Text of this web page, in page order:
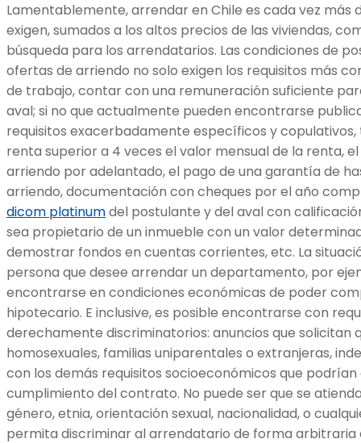
Lamentablemente, arrendar en Chile es cada vez más
exigen, sumados a los altos precios de las viviendas,
búsqueda para los arrendatarios. Las condiciones de
ofertas de arriendo no solo exigen los requisitos más
de trabajo, contar con una remuneración suficiente
aval; si no que actualmente pueden encontrarse
requisitos exacerbadamente específicos y
renta superior a 4 veces el valor mensual de la renta,
arriendo por adelantado, el pago de una garantía de
arriendo, documentación con cheques por el año
dicom platinumdel postulante y del aval con
sea propietario de un inmueble con un valor
demostrar fondos en cuentas corrientes, etc. La
persona que desee arrendar un departamento, por
encontrarse en condiciones económicas de poder
hipotecario. E inclusive, es posible encontrarse con
derechamente discriminatorios: anuncios que solicitan
homosexuales, familias uniparentales o extranjeras,
con los demás requisitos socioeconómicos que
cumplimiento del contrato. No puede ser que se
género, etnia, orientación sexual, nacionalidad, o
permita discriminar al arrendatario de forma arbitraria